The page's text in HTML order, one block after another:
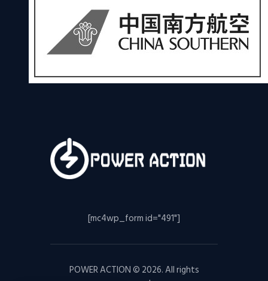
[mc4wp_form id="491"]
POWER ACTION © 2026. All rights